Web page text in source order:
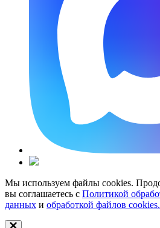
Мы используем файлы cookies.
вы соглашаетесь с Политикой
данных и обработкой файлов cookies.